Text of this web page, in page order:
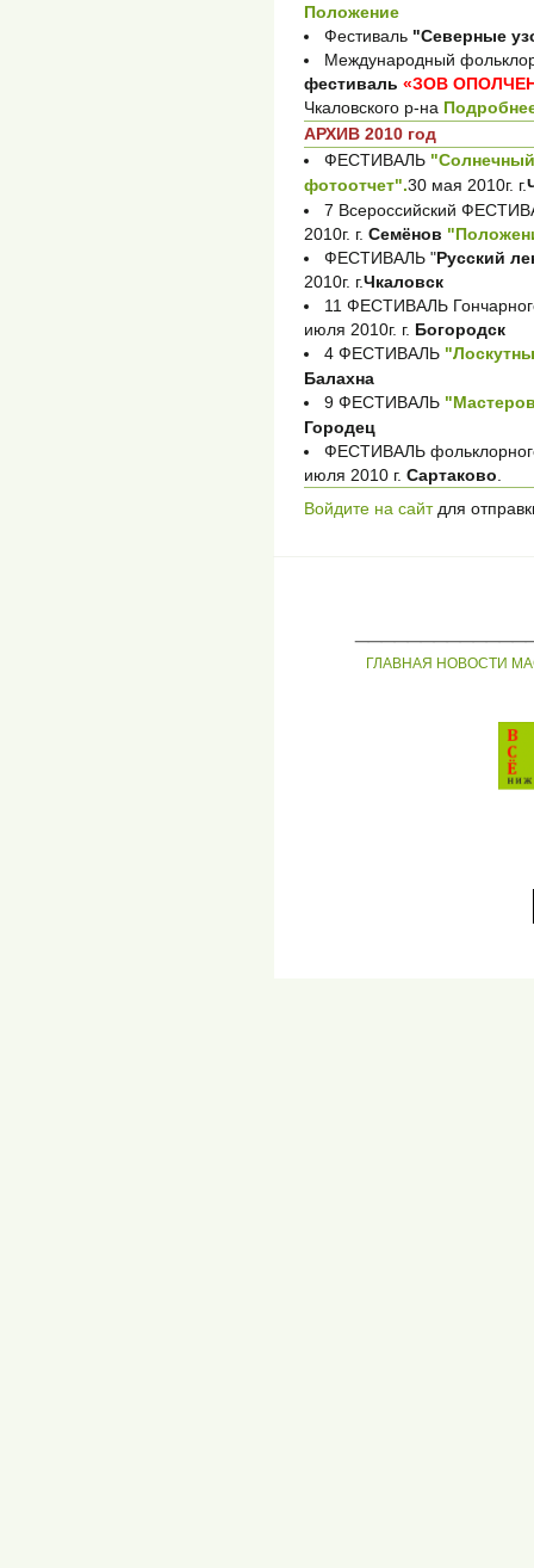
Положение
Фестиваль "Северные
Международный
фестиваль «ЗОВ
Чкаловского р-на
АРХИВ 2010 год
ФЕСТИВАЛЬ
фотоотчет".30 мая 2010г. г.
7 Всероссийский
2010г. г. Семёнов
ФЕСТИВАЛЬ "Русский
2010г. г.Чкаловск
11 ФЕСТИВАЛЬ
июля 2010г. г. Богородск
4 ФЕСТИВАЛЬ
Балахна
9 ФЕСТИВАЛЬ
Городец
ФЕСТИВАЛЬ
июля 2010 г. Сартаково
Войдите на сайтдля
ГЛАВНАЯ НОВОСТИ